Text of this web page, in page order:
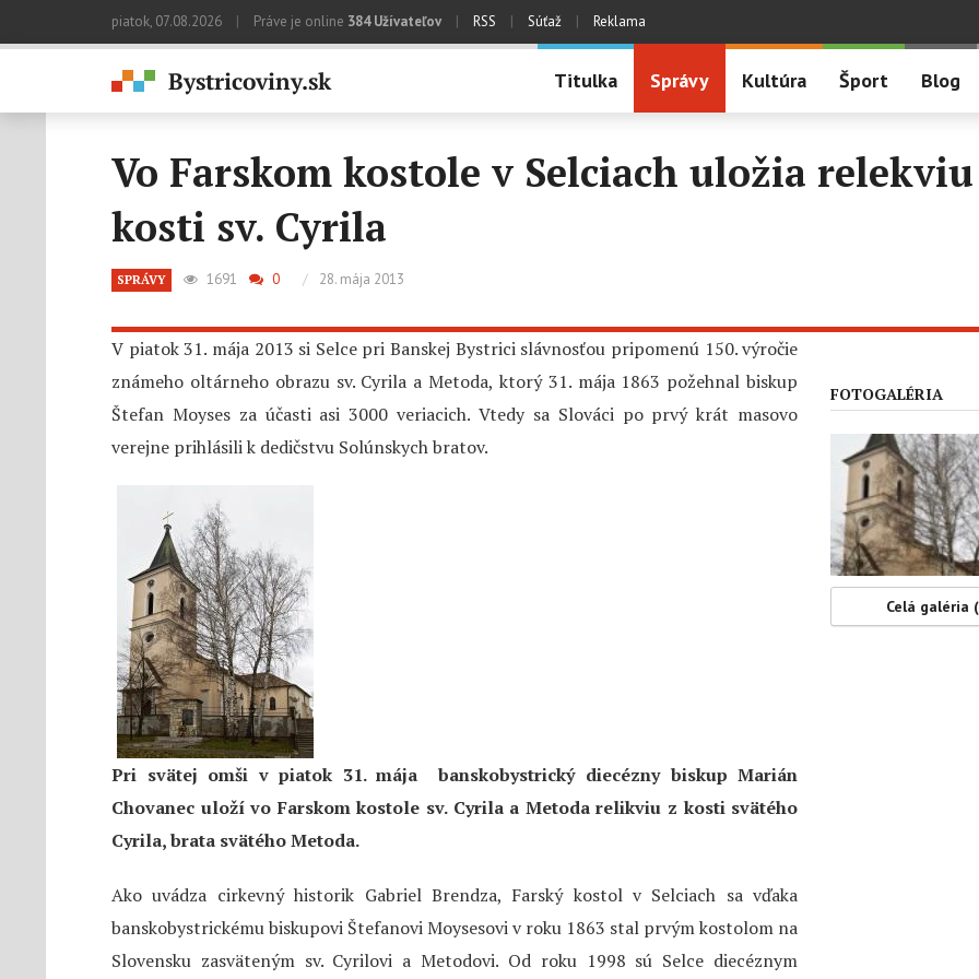
piatok, 07.08.2026 | Práve je online 384 Užívateľov | RSS | Súťaž | Reklama
Titulka Správy Kultúra Šport Blog
Vo Farskom kostole v Selciach uložia
kosti sv. Cyrila
SPRÁVY 1691 0 / 28. mája 2013
V piatok 31. mája 2013 si Selce pri Banskej Bystrici slávnosťou pripomenú 150. výročie
známeho oltárneho obrazu sv. Cyrila a Metoda, ktorý 31. mája 1863 požehnal biskup
Štefan Moyses za účasti asi 3000 veriacich. Vtedy sa Slováci po prvý krát masovo
verejne prihlásili k dedičstvu Solúnskych bratov.
Pri svätej omši v piatok 31. mája banskobystrický diecézny biskup Marián
Chovanec uloží vo Farskom kostole sv. Cyrila a Metoda relikviu z kosti svätého
Cyrila, brata svätého Metoda.
Ako uvádza cirkevný historik Gabriel Brendza, Farský kostol v Selciach sa vďaka
banskobystrickému biskupovi Štefanovi Moysesovi v roku 1863 stal prvým kostolom na
Slovensku zasväteným sv. Cyrilovi a Metodovi. Od roku 1998 sú Selce diecéznym
FOTOGALÉRIA
Celá galéria